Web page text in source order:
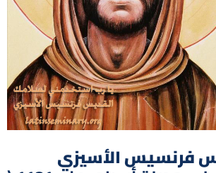
فرنسيس الأسيزي